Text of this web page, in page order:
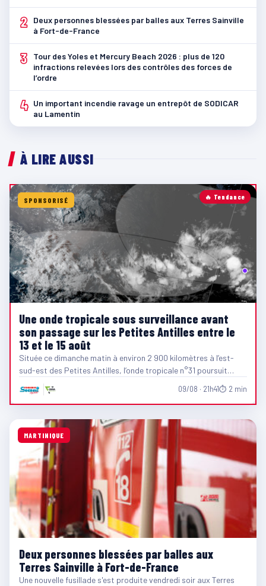
2
Deux personnes blessées par balles aux Terres Sainville
à Fort-de-France
3
Tour des Yoles et Mercury Beach 2026 : plus de 120
infractions relevées lors des contrôles des forces de
l’ordre
4 Un important incendie ravage un entrepôt de SODICAR
au Lamentin
À LIRE AUSSI
🔥 Tendance
SPONSORISÉ
Une onde tropicale sous surveillance avant
son passage sur les Petites Antilles entre le
13 et le 15 août
Située ce dimanche matin à environ 2 900 kilomètres à l’est-
sud-est des Petites Antilles, l’onde tropicale n°31 poursuit…
09/08 · 21h41⏱ 2 min
MARTINIQUE
Deux personnes blessées par balles aux
Terres Sainville à Fort-de-France
Une nouvelle fusillade s'est produite vendredi soir aux Terres